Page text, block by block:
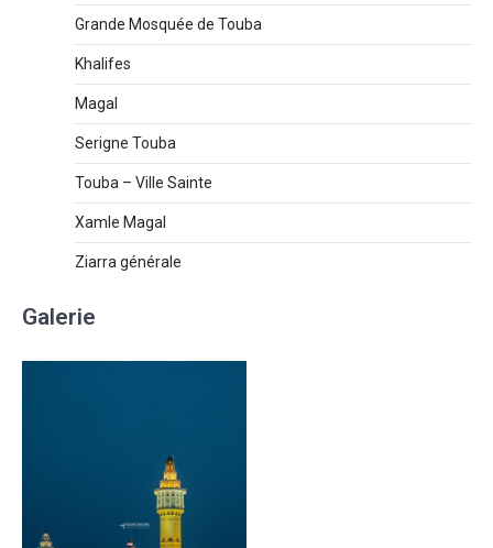
Grande Mosquée de Touba
Khalifes
Magal
Serigne Touba
Touba – Ville Sainte
Xamle Magal
Ziarra générale
Galerie